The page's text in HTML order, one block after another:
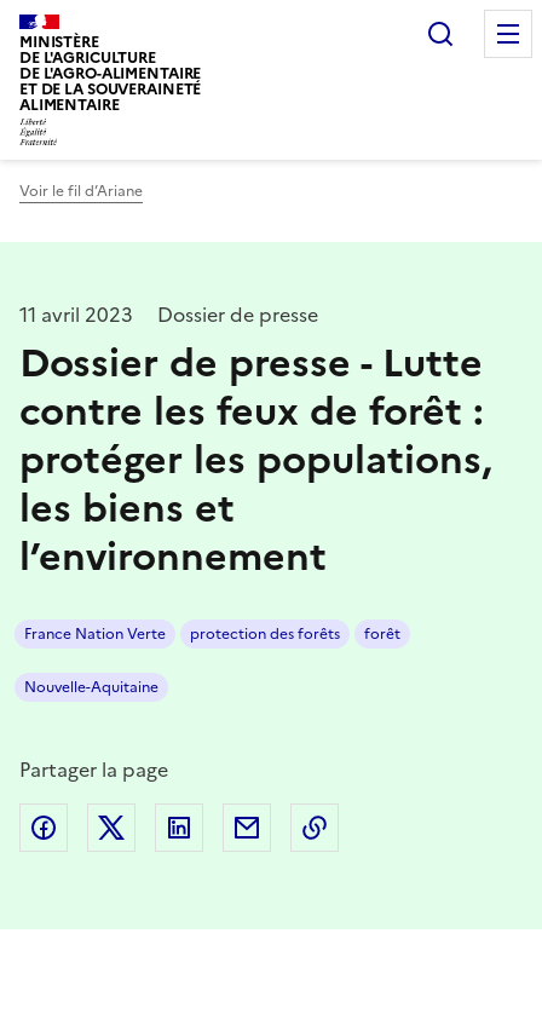
MINISTÈRE
DE L'AGRICULTURE
DE L'AGRO-ALIMENTAIRE
ET DE LA SOUVERAINETÉ
ALIMENTAIRE
Voir le fil d’Ariane
11 avril 2023 Dossier de presse
Dossier de presse - Lutte
contre les feux de forêt :
protéger les populations,
les biens et
l’environnement
France Nation Verte protection des forêts forêt
Nouvelle-Aquitaine
Partager la page
Partager sur Facebook
Partager sur Twitter
Partager sur LinkedIn
Partager par email